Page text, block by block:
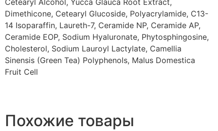
Cetearyl Alcohol, Yucca Glauca Root Extract,
Dimethicone, Cetearyl Glucoside, Polyacrylamide, C13-
14 Isoparaffin, Laureth-7, Ceramide NP, Ceramide AP,
Ceramide EOP, Sodium Hyaluronate, Phytosphingosine,
Cholesterol, Sodium Lauroyl Lactylate, Camellia
Sinensis (Green Tea) Polyphenols, Malus Domestica
Fruit Cell
Похожие товары